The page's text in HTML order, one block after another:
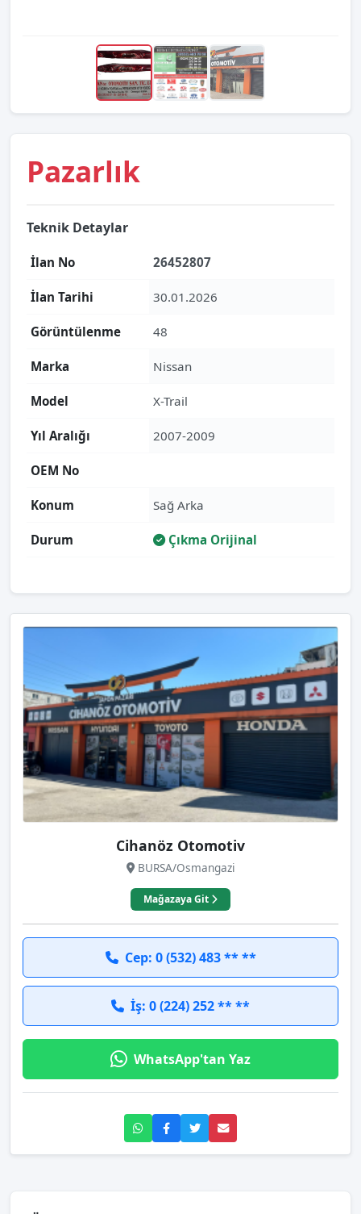
Pazarlık
Teknik Detaylar
İlan No 26452807
İlan Tarihi 30.01.2026
Görüntülenme 48
Marka Nissan
Model X-Trail
Yıl Aralığı 2007-2009
OEM No
Konum Sağ Arka
Durum Çıkma Orijinal
Cihanöz Otomotiv
BURSA/Osmangazi
Mağazaya Git
Cep: 0 (532) 483 ** **
İş: 0 (224) 252 ** **
WhatsApp'tan Yaz